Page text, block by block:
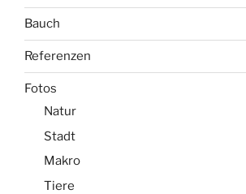
Bauch
Referenzen
Fotos
Natur
Stadt
Makro
Tiere